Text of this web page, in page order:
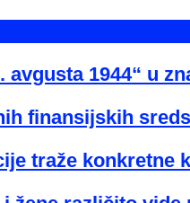
1944“ u
finansijskih
traže konkretne